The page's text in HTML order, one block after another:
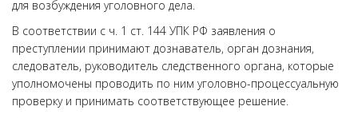
для возбуждения уголовного дела.
В соответствии с ч. 1 ст. 144 УПК РФ заявления о
преступлении принимают дознаватель, орган дознания,
следователь, руководитель следственного органа, которые
уполномочены проводить по ним уголовно-процессуальную
проверку и принимать соответствующее решение.